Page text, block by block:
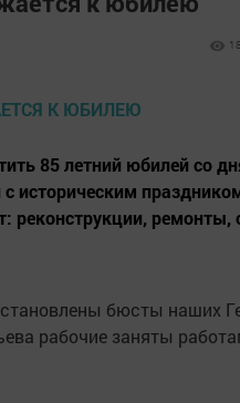
85 летний юбилей со
историческим
реконструкции, ремонты,
бюсты наших
рабочие заняты